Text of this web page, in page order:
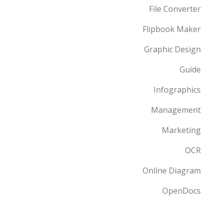
File Converter
Flipbook Maker
Graphic Design
Guide
Infographics
Management
Marketing
OCR
Online Diagram
OpenDocs